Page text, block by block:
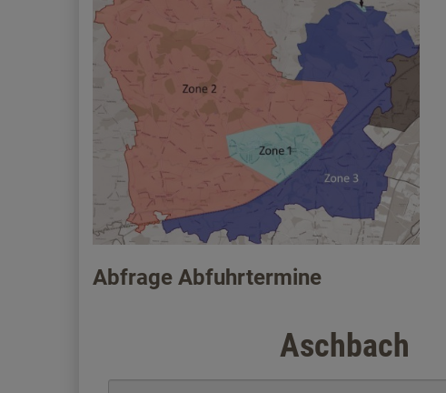
Abfrage Abfuhrtermine
Aschbach